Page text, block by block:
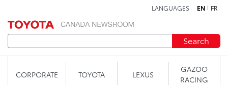
LANGUAGES EN FR
Search
CORPORATE TOYOTA LEXUS
GAZOO
RACING